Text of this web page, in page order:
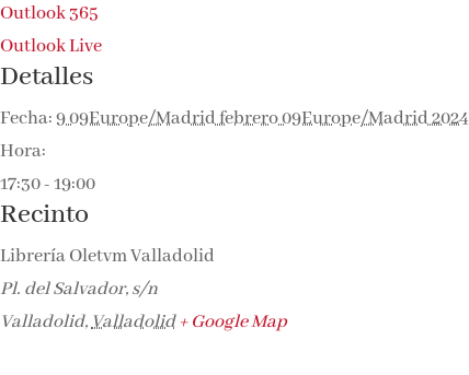
Outlook 365
Outlook Live
Detalles
Fecha:9 09Europe/Madrid febrero 09Europe/Madrid 2024
Hora:
17:30 - 19:00
Recinto
Librería Oletvm Valladolid
Pl. del Salvador, s/n
Valladolid,Valladolid + Google Map